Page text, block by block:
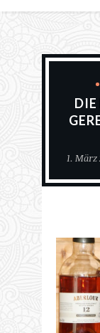
DIE
1. März